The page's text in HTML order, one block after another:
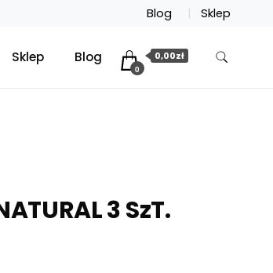
Blog Sklep
Sklep Blog
0
0,00zł
3 SzT.